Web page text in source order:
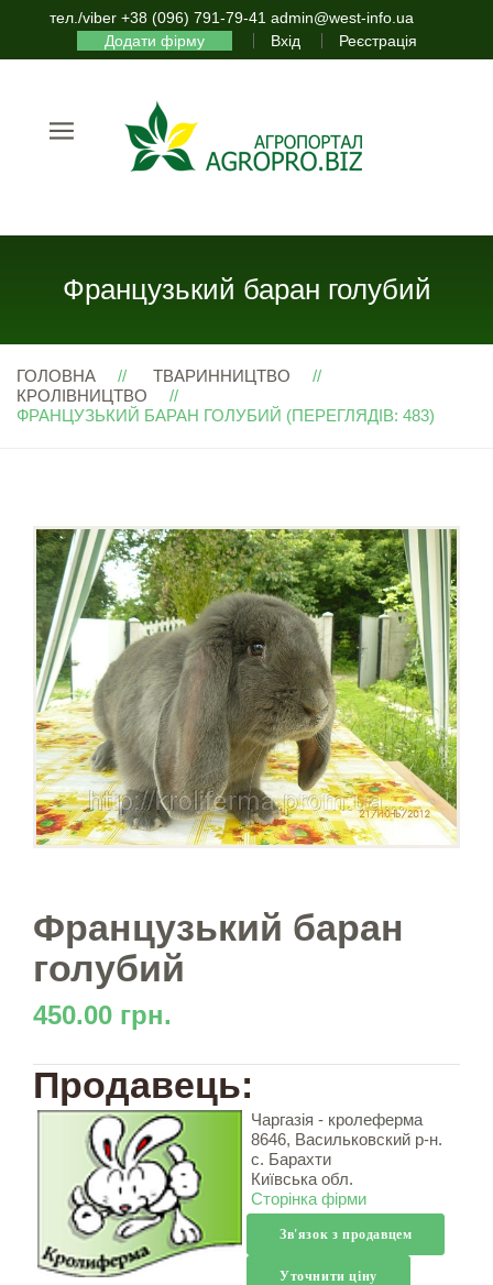
тел./viber +38 (096) 791-79-41 admin@west-info.ua
Додати фірму
Вхід Реєстрація
Французький баран голубий
ГОЛОВНА
ТВАРИННИЦТВО
КРОЛІВНИЦТВО
ФРАНЦУЗЬКИЙ БАРАН ГОЛУБИЙ (ПЕРЕГЛЯДІВ: 483)
Французький баран
голубий
450.00 грн.
Продавець:
Чаргазія - кролеферма
8646, Васильковский р-н.
с. Барахти
Київська обл.
Сторінка фірми
Зв'язок з продавцем
Уточнити ціну